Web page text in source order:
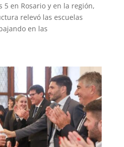
en Rosario y en la región,
relevó las escuelas
en las